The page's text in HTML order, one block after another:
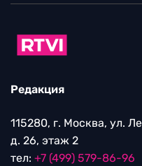
Редакция
115280, г. Москва, ул.
д. 26, этаж 2
тел: +7 (499) 579-86-96